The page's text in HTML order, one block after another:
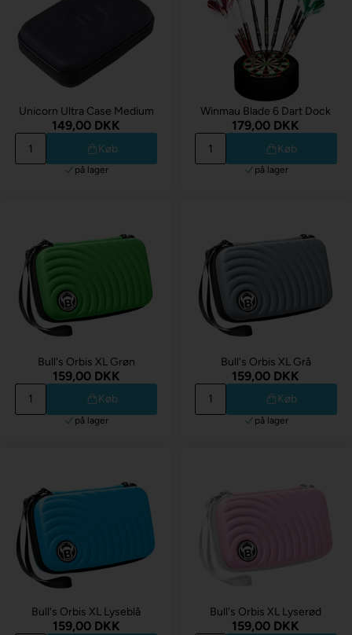
Unicorn Ultra Case Medium
149,00 DKK
Køb
på lager
Winmau Blade 6 Dart Dock
179,00 DKK
Køb
på lager
Bull's Orbis XL Grøn
159,00 DKK
Køb
på lager
Bull's Orbis XL Grå
159,00 DKK
Køb
på lager
Bull's Orbis XL Lyseblå
159,00 DKK
Bull's Orbis XL Lyserød
159,00 DKK